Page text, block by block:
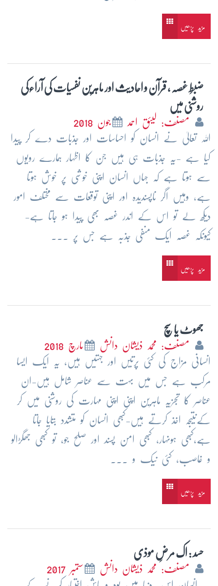
مزید پڑھیں
ضبطِ غصہ ، قرآن و احادیث اور ماہرین نفسیات کی آراءکی
روشنی میں
مصنف: لیئق احمد
جون 2018
اللہ تعالیٰ نے انسان کو احساسات اور جذبات دے کر پیدا
کیا ہے -یہ جذبات ہی ہیں جن کا اظہار ہمارے رویوں
سے ہوتا ہے کہ جہاں انسان اپنی خوشی پر خوش ہوتا
ہے، وہیں اگر ناپسندیدہ اور اپنی توقعات سے مختلف امور
دیکھ لے تو اس کے اندر غصہ بھی پیدا ہو جاتا ہے-
کیونکہ غصہ ایک منفی جذبہ ہے جس پر ...
مزید پڑھیں
جھوٹ یا سچ
مصنف: محمد ذیشان دانش
مارچ 2018
انسانی مزاج کی کئی پرتیں اور جہتیں ہیں، یہ ایک ایسا
مرکب ہے جس میں بہت سے عناصر شامل ہیں-ان
عناصر کا تجزیہ ماہرین اپنی اپنی مہارت کی روشنی میں کر
کےنتیجہ اخذ کرتے ہیں-کبھی انسان کو متشدد بتایا جاتا
ہے،کبھی ہونہار، کبھی امن پسند اور صلح جو، تو کبھی جھگڑالو
و غاصب، کئی نیک و ...
مزید پڑھیں
حسد : اک مرضِ موذی
مصنف: محمد ذیشان دانش
ستمبر 2017